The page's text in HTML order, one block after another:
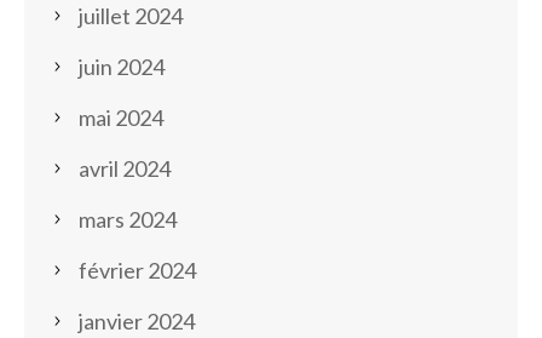
juillet 2024
juin 2024
mai 2024
avril 2024
mars 2024
février 2024
janvier 2024